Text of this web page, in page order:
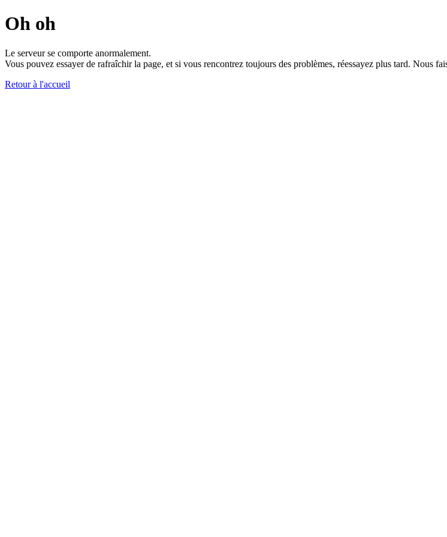
Oh oh
Le serveur se comporte anormalement.
Vous pouvez essayer de rafraîchir la page, et si vous rencontrez toujours des problèmes, réessayez plus tard. Nous
Retour à l'accueil